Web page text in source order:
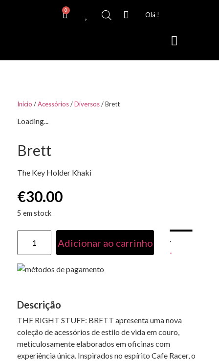
0
Olá !
Início /Acessórios/Diversos/ Brett
Loading...
Brett
The Key Holder Khaki
€30.00
5 em stock
Adicionar ao carrinho
Descrição
THE RIGHT STUFF: BRETT apresenta uma nova
coleção de acessórios de estilo de vida em couro,
meticulosamente elaborados em oficinas com
experiência única. Inspirados no espírito Cafe Racer, o